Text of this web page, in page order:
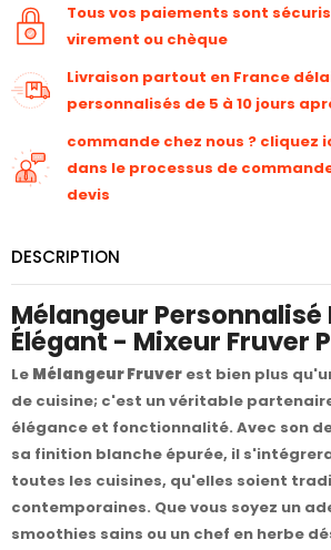
Tous vos paiements sont
virement ou chèque
Livraison partout en France
personnalisés de 5 à 10 jours
commande chez nous ? cliquez
dans le processus de
devis
DESCRIPTION
Mélangeur
Élégant - Mixeur Fruver
Le Mélangeur Fruver est bien plus
de cuisine; c'est un véritable
élégance et fonctionnalité. Avec son
sa finition blanche épurée, il
toutes les cuisines, qu'elles soient
contemporaines. Que vous soyez un
smoothies sains ou un chef en herbe